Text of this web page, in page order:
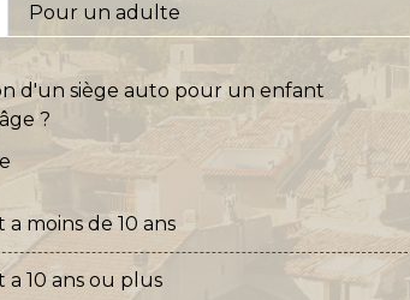
Pour un adulte
?
moins de 10 ans
a 10 ans ou plus